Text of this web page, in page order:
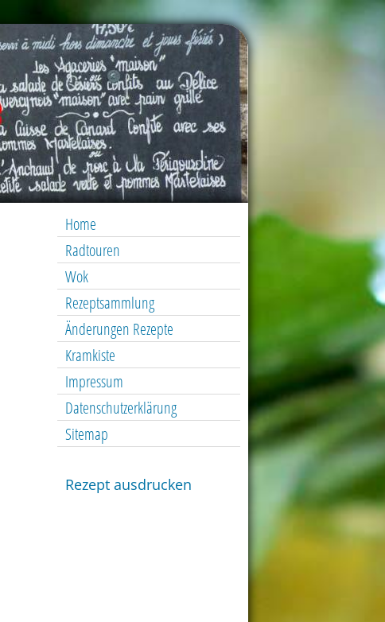
Home
Radtouren
Wok
Rezeptsammlung
Änderungen Rezepte
Kramkiste
Impressum
Datenschutzerklärung
Sitemap
Rezept ausdrucken